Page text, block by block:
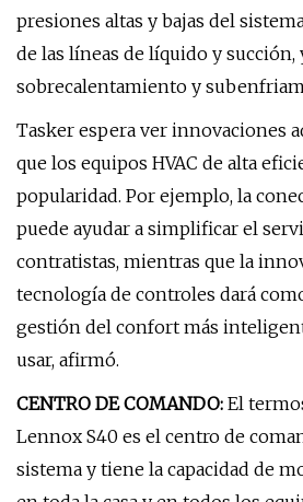
presiones altas y bajas del
de las líneas de líquido y succión,
sobrecalentamiento y
Tasker espera ver innovaciones
que los equipos HVAC de alta
popularidad. Por ejemplo, la
puede ayudar a simplificar el
contratistas, mientras que la
tecnología de controles dará
gestión del confort más
usar, afirmó.
CENTRO DE COMANDO: El
Lennox S40 es el centro de
sistema y tiene la capacidad de